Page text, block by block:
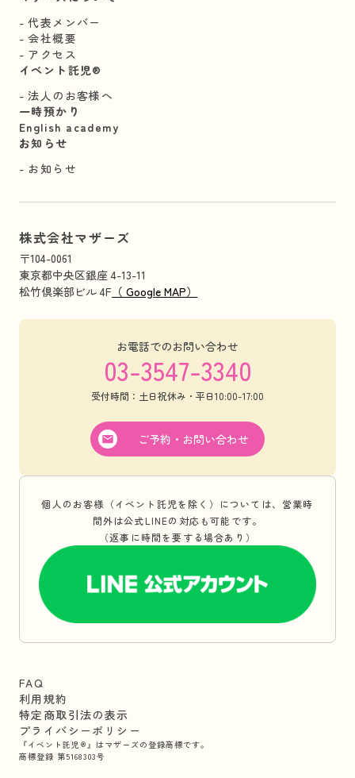
代表メンバー
会社概要
アクセス
イベント託児®︎
法人のお客様へ
一時預かり
English academy
お知らせ
お知らせ
株式会社マザーズ
〒104-0061
東京都中央区銀座 4-13-11
松竹倶楽部ビル 4F （ Google MAP）
お電話でのお問い合わせ
03-3547-3340
受付時間：土日祝休み・平日10:00-17:00
ご予約・お問い合わせ
個人のお客様（イベント託児を除く）については、営業時
間外は公式LINEの対応も可能です。
（返事に時間を要する場合あり）
FAQ
利用規約
特定商取引法の表示
プライバシーポリシー
『イベント託児®』はマザーズの登録商標です。
商標登録 第5168303号